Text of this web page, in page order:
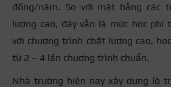
đồng/năm. So với mặt bằng các
lượng cao, đây vẫn là mức học phí
với chương trình chất lượng cao,
từ 2 – 4 lần chương trình chuẩn.
Nhà trường hiện nay xây dựng lộ